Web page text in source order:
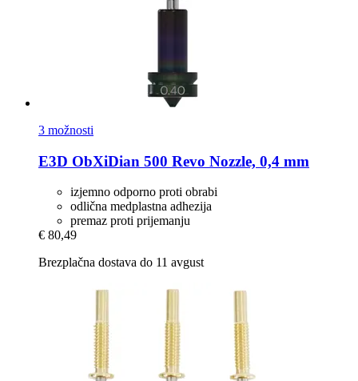
3 možnosti
E3D ObXiDian 500 Revo Nozzle, 0,4 mm
izjemno odporno proti obrabi
odlična medplastna adhezija
premaz proti prijemanju
€ 80,49
Brezplačna dostava do 11 avgust